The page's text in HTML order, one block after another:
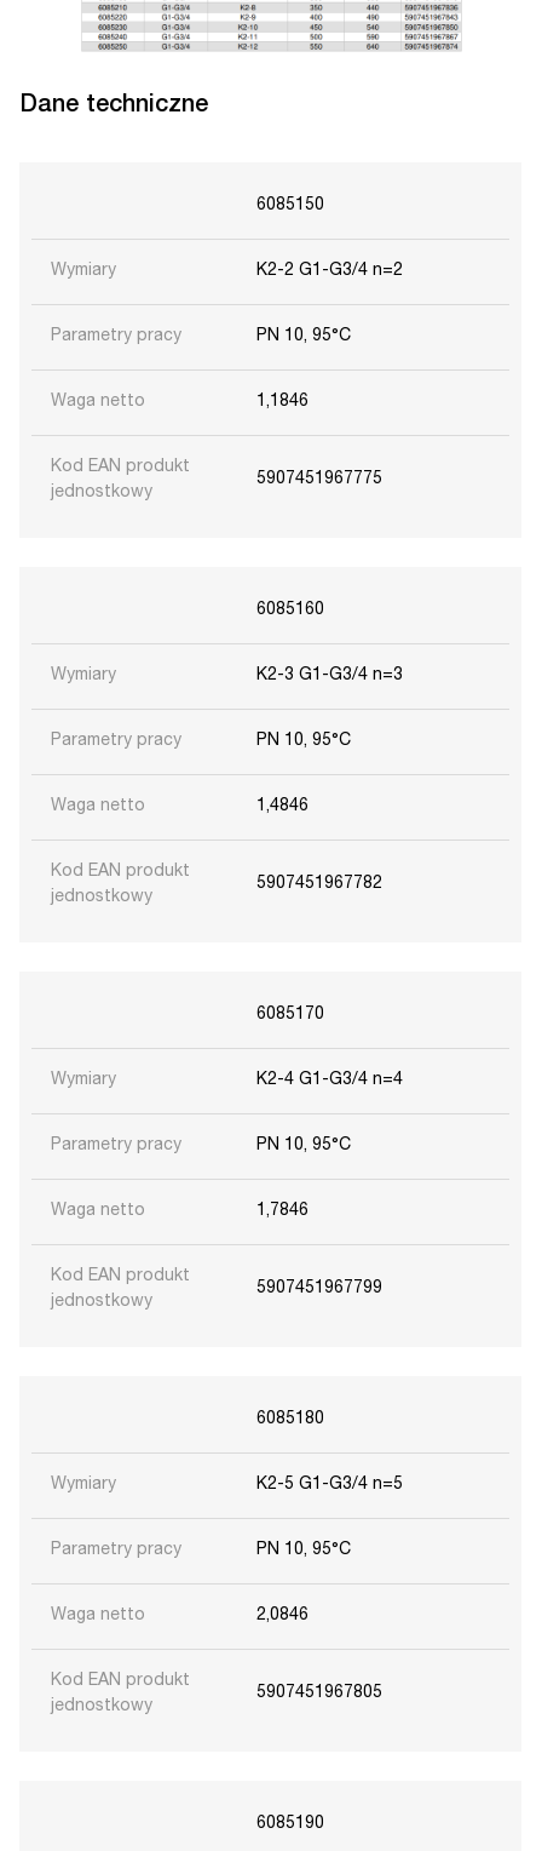
Dane techniczne
6085150
Wymiary K2-2 G1-G3/4 n=2
Parametry pracy PN 10, 95°C
Waga netto 1,1846
Kod EAN produkt
jednostkowy
5907451967775
6085160
Wymiary K2-3 G1-G3/4 n=3
Parametry pracy PN 10, 95°C
Waga netto 1,4846
Kod EAN produkt
jednostkowy
5907451967782
6085170
Wymiary K2-4 G1-G3/4 n=4
Parametry pracy PN 10, 95°C
Waga netto 1,7846
Kod EAN produkt
jednostkowy
5907451967799
6085180
Wymiary K2-5 G1-G3/4 n=5
Parametry pracy PN 10, 95°C
Waga netto 2,0846
Kod EAN produkt
jednostkowy
5907451967805
6085190